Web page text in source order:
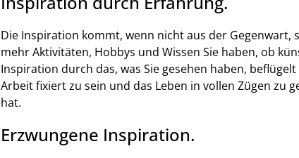
Die Inspiration kommt, wenn nicht aus der Gegenwart,
mehr Aktivitäten, Hobbys und Wissen Sie haben, ob
Inspiration durch das, was Sie gesehen haben,
Arbeit fixiert zu sein und das Leben in vollen Zügen zu
hat.
Erzwungene Inspiration.